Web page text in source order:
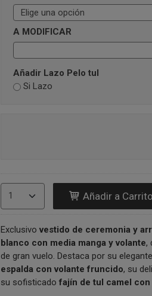
A MODIFICAR
Añadir Lazo Pelo tul
Si Lazo
Añadir a Carrito
Exclusivo vestido de ceremonia y
blanco con media manga y volante,
de gran vuelo. Destaca por su elegante
espalda con volante fruncido, su
su sofisticado fajín de tul camel con